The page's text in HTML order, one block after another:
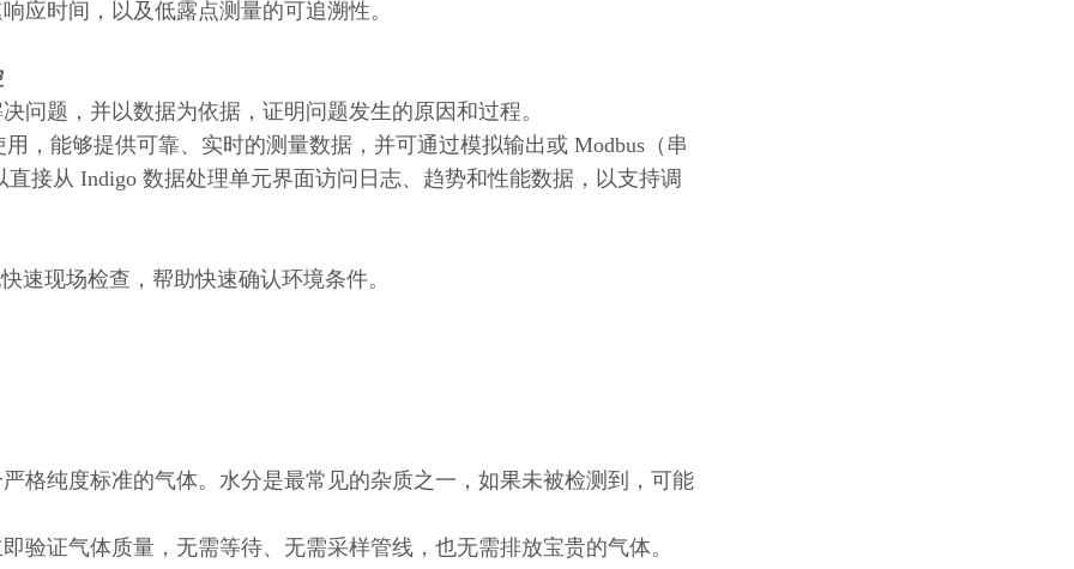
应时间，以及低露点测量的可追溯性。
问题，并以数据为依据，证明问题发生的原因和过程。
，能够提供可靠、实时的测量数据，并可通过模拟输出或 Modbus（串
接从 Indigo 数据处理单元界面访问日志、趋势和性能数据，以支持调
速现场检查，帮助快速确认环境条件。
格纯度标准的气体。水分是最常见的杂质之一，如果未被检测到，可能
验证气体质量，无需等待、无需采样管线，也无需排放宝贵的气体。